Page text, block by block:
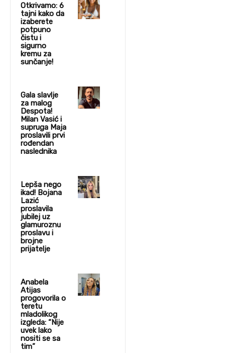
Otkrivamo: 6
tajni kako da
izaberete
potpuno
čistu i
sigurno
kremu za
sunčanje!
Gala slavlje
za malog
Despota!
Milan Vasić i
supruga Maja
proslavili prvi
rođendan
naslednika
Lepša nego
ikad! Bojana
Lazić
proslavila
jubilej uz
glamuroznu
proslavu i
brojne
prijatelje
Anabela
Atijas
progovorila o
teretu
mladolikog
izgleda: “Nije
uvek lako
nositi se sa
tim”